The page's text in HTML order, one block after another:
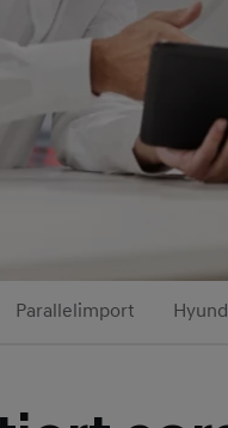
Parallelimport